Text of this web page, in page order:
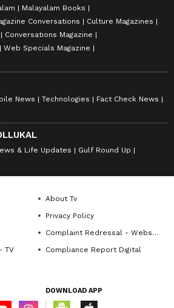
Malayalam Books
Conversations
Culture Magazines
Conversations Magazine
Web Specials Magazine
News Technologies
Fact Check News
& Life Updates
Gulf Round Up
About Tv
Privacy Policy
Complaint Redressal - Website
TV
Compliance Report Digital
DOWNLOAD APP